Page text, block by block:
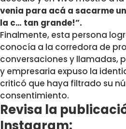
venia para acá a sacarme
la c… tan grande!”.
Finalmente, esta persona
conocía a la corredora de
conversaciones y llamadas,
y empresaria expuso la
criticó que haya filtrado su
consentimiento.
Revisa la
Instagram: